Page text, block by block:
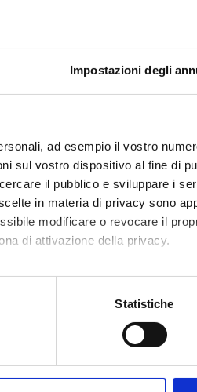
Impostazioni degli
ad esempio il vostro
sul vostro dispositivo al fine di
il pubblico e sviluppare i
in materia di privacy sono
modificare o revocare il
di attivazione della privacy.
con
dalla Dichiarazione sui
Statistiche
Lingue e Letterature Straniere
Lingue e Letterature Straniere